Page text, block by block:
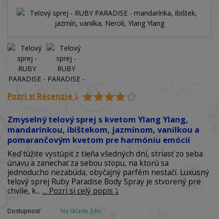
Pozri si Recenzie ⤵️
Zmyselný telový sprej s kvetom Ylang Ylang,
mandarínkou, ibištekom, jazmínom, vanilkou a
pomarančovým kvetom pre harmóniu emócií
Keď túžite vystúpiť z tieňa všedných dní, striasť zo seba
únavu a zanechať za sebou stopu, na ktorú sa
jednoducho nezabúda, obyčajný parfém nestačí. Luxusný
telový sprej Ruby Paradise Body Spray je stvorený pre
chvíle, k... ... Pozri si celý popis ⤵️
Dostupnosť
Na sklade 3 ks